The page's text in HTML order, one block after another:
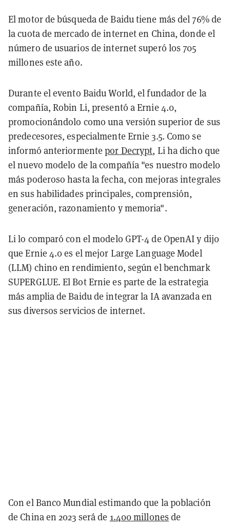
El motor de búsqueda de Baidu tiene más del 76% de
la cuota de mercado de internet en China, donde el
número de usuarios de internet superó los 705
millones este año.
Durante el evento Baidu World, el fundador de la
compañía, Robin Li, presentó a Ernie 4.0,
promocionándolo como una versión superior de sus
predecesores, especialmente Ernie 3.5. Como se
informó anteriormentepor Decrypt, Li ha dicho que
el nuevo modelo de la compañía "es nuestro modelo
más poderoso hasta la fecha, con mejoras integrales
en sus habilidades principales, comprensión,
generación, razonamiento y memoria".
Li lo comparó con el modelo GPT-4 de OpenAI y dijo
que Ernie 4.0 es el mejor Large Language Model
(LLM) chino en rendimiento, según el benchmark
SUPERGLUE. El Bot Ernie es parte de la estrategia
más amplia de Baidu de integrar la IA avanzada en
sus diversos servicios de internet.
Con el Banco Mundial estimando que la población
de China en 2023 será de 1.400 millones de